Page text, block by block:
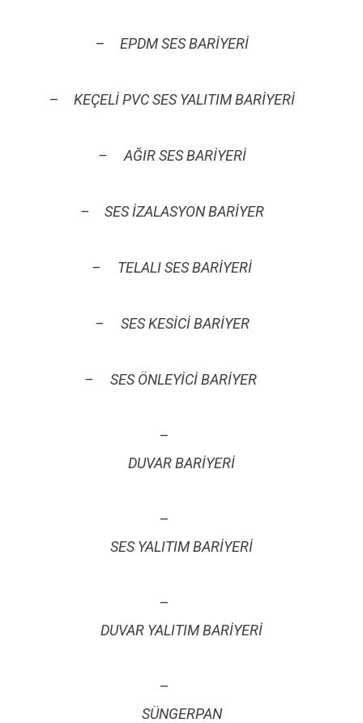
– EPDM SES BARİYERİ
– KEÇELİ PVC SES YALITIM BARİYERİ
– AĞIR SES BARİYERİ
– SES İZALASYON BARİYER
– TELALI SES BARİYERİ
– SES KESİCİ BARİYER
– SES ÖNLEYİCİ BARİYER
–
DUVAR BARİYERİ
–
SES YALITIM BARİYERİ
–
DUVAR YALITIM BARİYERİ
–
SÜNGERPAN